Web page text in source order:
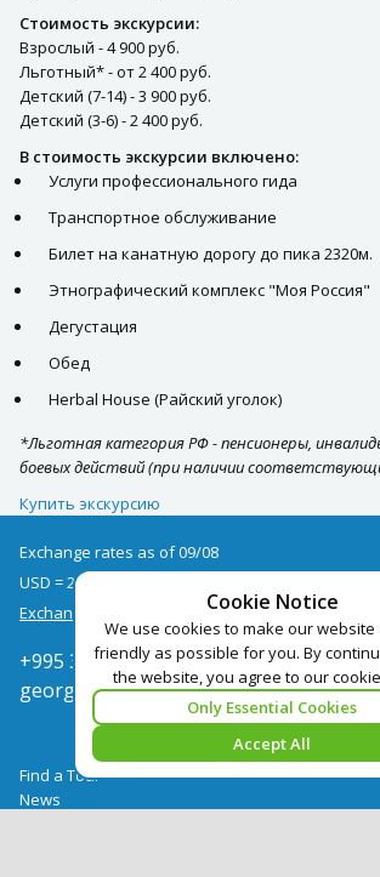
Стоимость экскурсии:
Взрослый - 4 900 руб.
Льготный* - от 2 400 руб.
Детский (7-14) - 3 900 руб.
Детский (3-6) - 2 400 руб.
В стоимость экскурсии включено:
Услуги профессионального гида
Транспортное обслуживание
Билет на канатную дорогу до пика 2320м.
Этнографический комплекс "Моя Россия"
Дегустация
Обед
Herbal House (Райский уголок)
*Льготная категория РФ - пенсионеры,
боевых действий (при наличии
Купить экскурсию
Cookie Notice
We use cookies to make our website
friendly as possible for you. By
the website, you agree to our
Only Essential Cookies
Accept All
Exchange rates as of 09/08
USD = 2.67
Exchange rate archive
+995 322050666
georgia@pegast.ge
Find a Tour
News